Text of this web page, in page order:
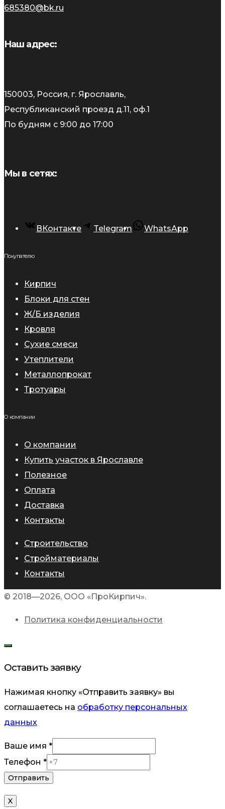
685380@bk.ru
Наш адрес:
150003, Россия, г. Ярославль,
Республиканский проезд д.11, оф.1
По будням с 9:00 до 17:00
Мы в сетях:
ВКонтакте Telegram WhatsApp
Покупателю
Кирпич
Блоки для стен
Ж/Б изделия
Кровля
Сухие смеси
Утеплители
Металлопрокат
Тротуары
О компании
О компании
Купить участок в Ярославле
Полезное
Оплата
Доставка
Контакты
Строительство
Стройматериалы
Контакты
© 2018—2026, ООО «ПроКирпич».
Политика конфиденциальности
Оставить заявку
Нажимая кнопку «Отправить заявку» вы
соглашаетесь на обработку персональных
данных
имя
Телефон
Ваше имя *
Телефон *
Отправить
X